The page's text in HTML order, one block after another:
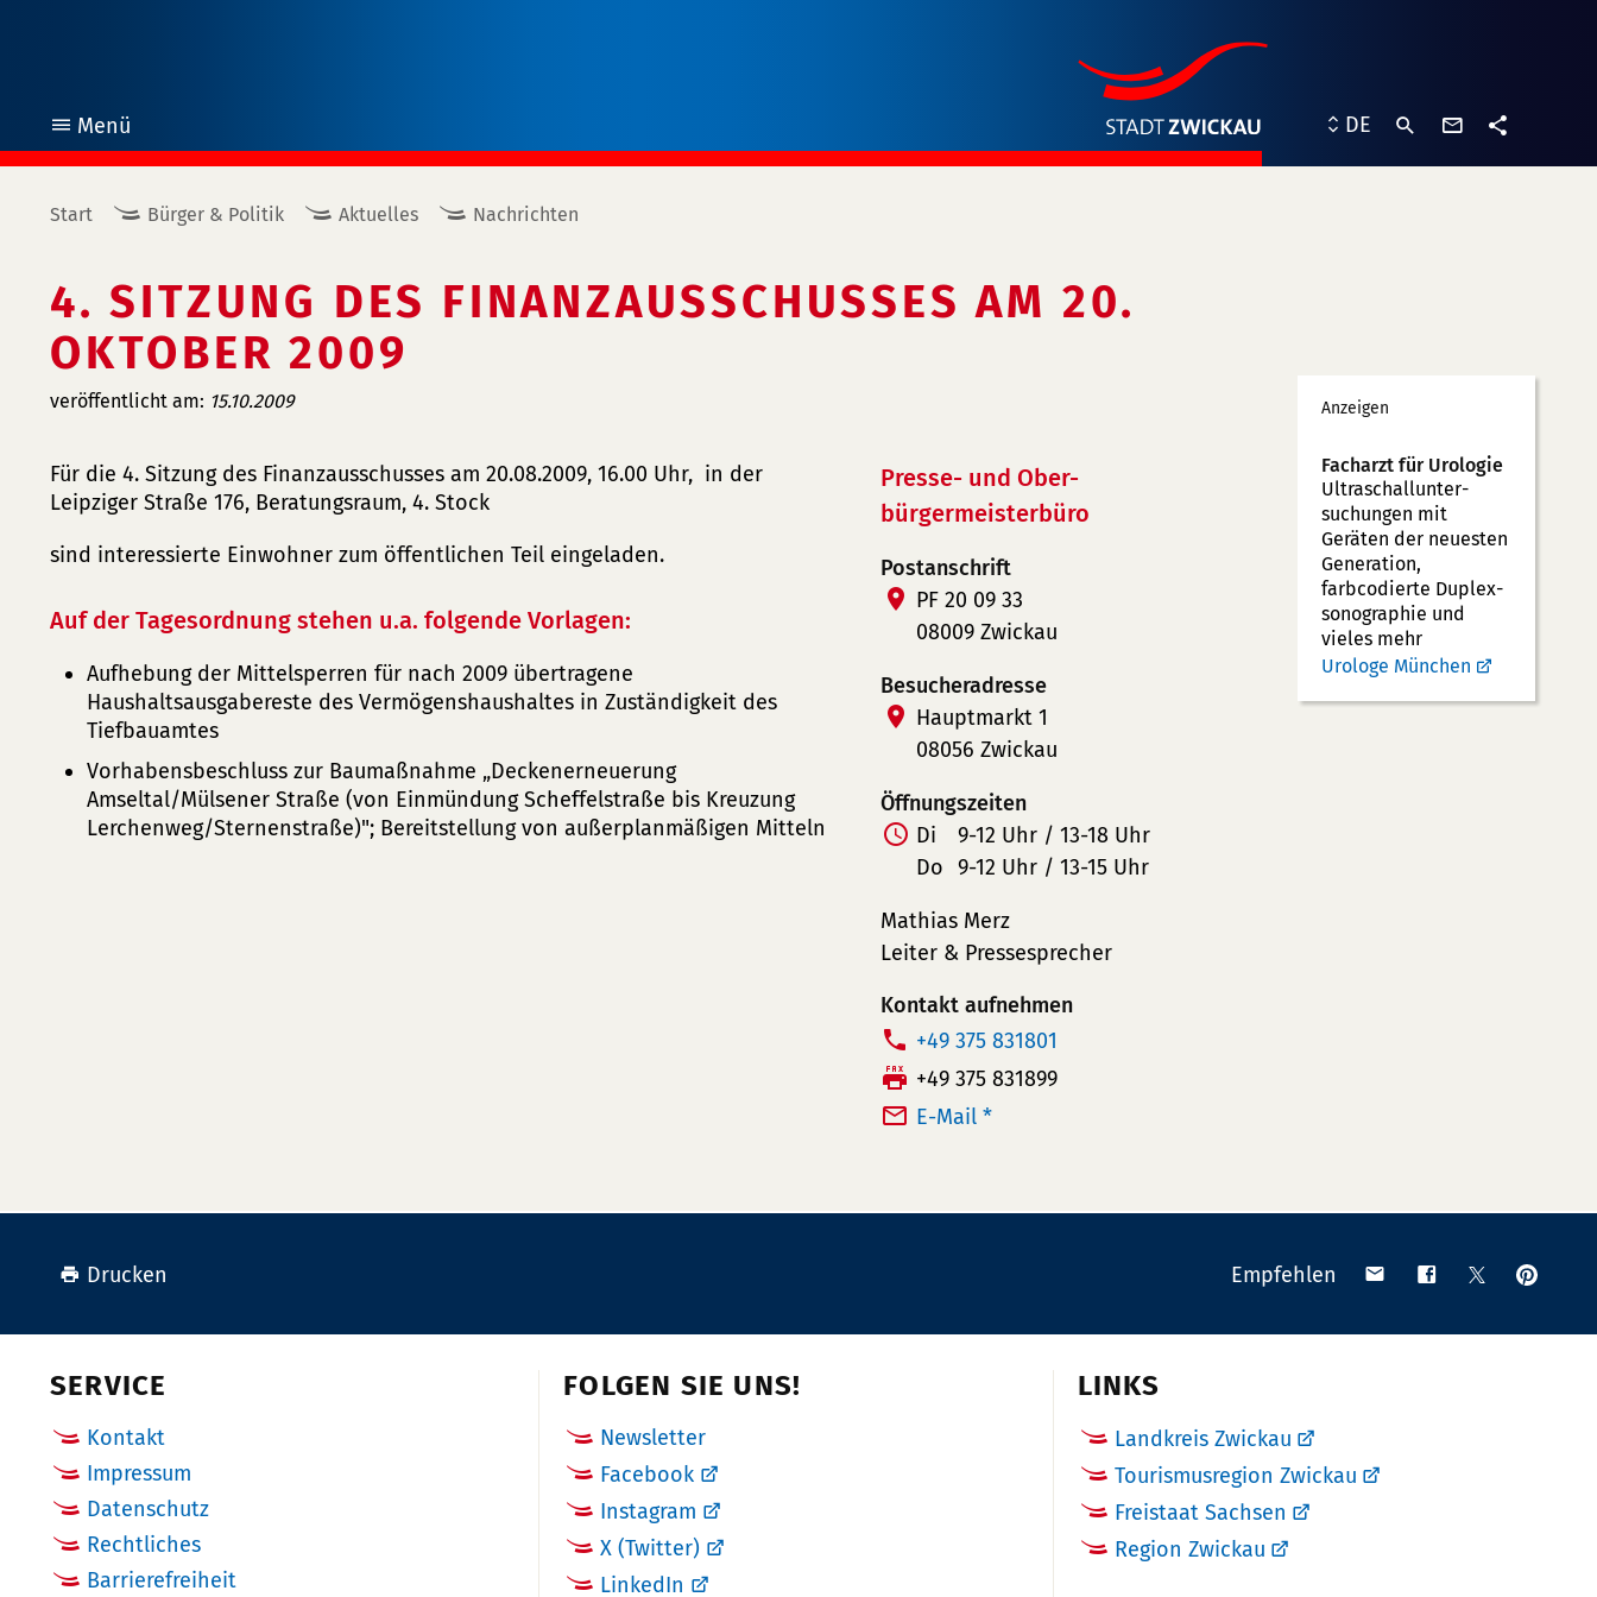
Menü
öffnen
DE
Start Bürger & Politik Aktuelles Nachrichten
4. SITZUNG DES FINANZAUSSCHUSSES AM 20.
OKTOBER 2009
veröffentlicht am: 15.10.2009
Für die 4. Sitzung des Finanzausschusses am 20.08.2009, 16.00 Uhr, in der
Leipziger Straße 176, Beratungsraum, 4. Stock
sind interessierte Einwohner zum öffentlichen Teil eingeladen.
Auf der Tagesordnung stehen u.a. folgende Vorlagen:
Aufhebung der Mittelsperren für nach 2009 übertragene
Haushaltsausgabereste des Vermögenshaushaltes in Zuständigkeit des
Tiefbauamtes
Vorhabensbeschluss zur Baumaßnahme „Deckenerneuerung
Amseltal/Mülsener Straße (von Einmündung Scheffelstraße bis Kreuzung
Lerchenweg/Sternenstraße)"; Bereitstellung von außerplanmäßigen Mitteln
Presse- und Ober-
bürgermeisterbüro
Postanschrift
PF 20 09 33
08009 Zwickau
Besucheradresse
Hauptmarkt 1
08056 Zwickau
Öffnungszeiten
Di
9-12 Uhr / 13-18 Uhr
Do 9-12 Uhr / 13-15 Uhr
Mathias Merz
Leiter & Pressesprecher
Kontakt aufnehmen
T
e
l
m
+49 375 831801
F
a
+49 375 831899
E-Mail *
Werbung
Anzeigen
Facharzt für Urologie
Ultraschallunter­
suchungen mit
Geräten der neuesten
Generation,
farbcodierte Duplex­
sonographie und
vieles mehr
Urologe München
Drucken Empfehlen
Teilen Teilen Teilen
SERVICE
Kontakt
Impressum
Datenschutz
Rechtliches
Barrierefreiheit
FOLGEN SIE UNS!
Newsletter
Facebook
Instagram
X (Twitter)
LinkedIn
LINKS
Landkreis Zwickau
Tourismusregion Zwickau
Freistaat Sachsen
Region Zwickau